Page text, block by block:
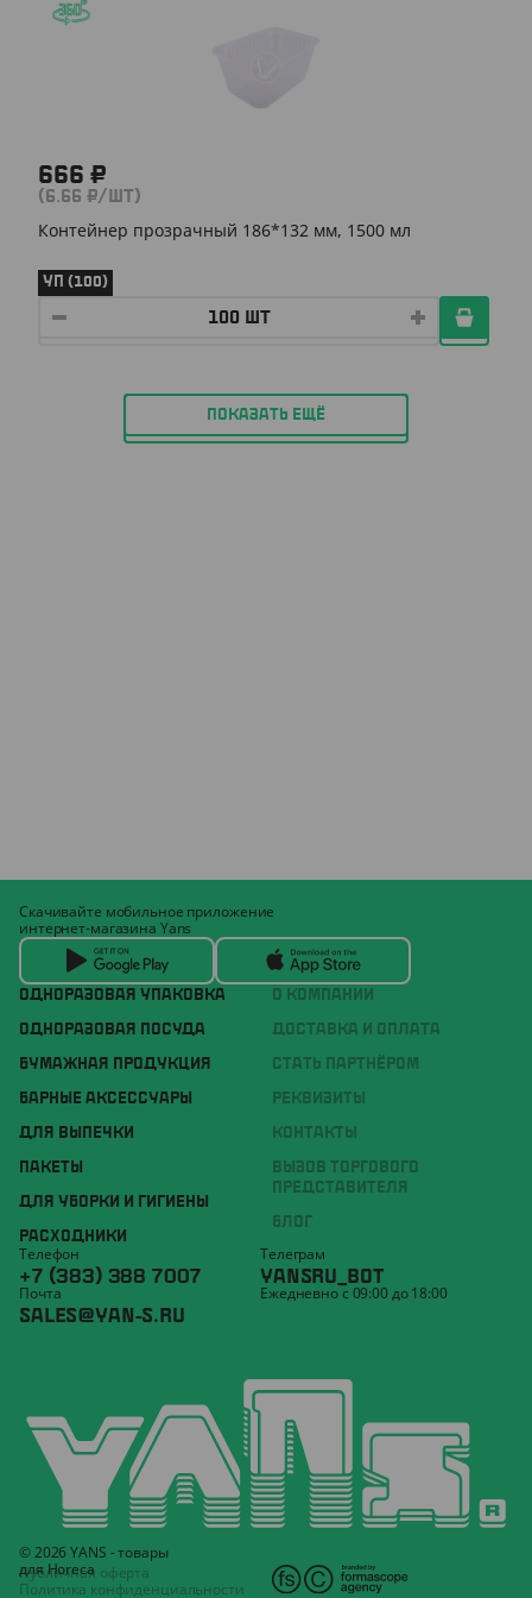
666 ₽
(6.66 ₽/ШТ)
Контейнер прозрачный 186*132 мм, 1500 мл
УП (100)
ПОКАЗАТЬ ЕЩЁ
ОДНОРАЗОВАЯ УПАКОВКА
ОДНОРАЗОВАЯ ПОСУДА
БУМАЖНАЯ ПРОДУКЦИЯ
БАРНЫЕ АКСЕССУАРЫ
ДЛЯ ВЫПЕЧКИ
ПАКЕТЫ
ДЛЯ УБОРКИ И ГИГИЕНЫ
РАСХОДНИКИ
О КОМПАНИИ
ДОСТАВКА И ОПЛАТА
СТАТЬ ПАРТНЁРОМ
РЕКВИЗИТЫ
КОНТАКТЫ
ВЫЗОВ ТОРГОВОГО
ПРЕДСТАВИТЕЛЯ
БЛОГ
Скачивайте мобильное приложение
интернет-магазина Yans
Телефон
+7 (383) 388 7007
Телеграм
YANSRU_BOT
Почта
SALES@YAN-S.RU
Ежедневно с 09:00 до 18:00
© 2026 YANS - товары
для Horeca
Публичная оферта
Политика конфиденциальности